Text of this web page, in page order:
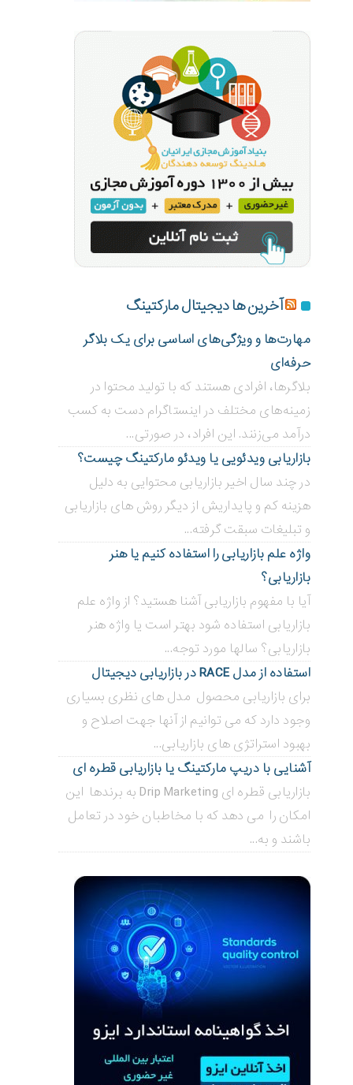
آخرین ها دیجیتال مارکتینگ
مهارت‌ها و ویژگی‌های اساسی برای یک بلاگر
حرفه‌ای
بلاگر‌ها، افرادی هستند که با تولید محتوا در
زمینه‌های مختلف در اینستاگرام دست به کسب
درآمد می‌زنند. این افراد، در صورتی...
بازاریابی ویدئویی ‌یا ویدئو مارکتینگ چیست؟
در چند سال اخیر بازاریابی محتوایی به دلیل
هزینه کم و پایداریش از دیگر روش های بازاریابی
و تبلیغات سبقت گرفته...
واژه علم بازاریابی را استفاده کنیم یا هنر
بازاریابی؟
آیا با مفهوم بازاریابی آشنا هستید؟ از واژه علم
بازاریابی استفاده شود بهتر است یا واژه هنر
بازاریابی؟ سالها مورد توجه...
استفاده از مدل RACE در بازاریابی دیجیتال
برای بازاریابی محصول مدل های نظری بسیاری
وجود دارد که می توانیم از آنها جهت اصلاح و
بهبود استراتژی های بازاریابی...
آشنایی با دریپ مارکتینگ یا بازاریابی قطره ای
بازاریابی قطره ای Drip Marketing به برندها این
امکان را می دهد که با مخاطبان خود در تعامل
باشند و به...